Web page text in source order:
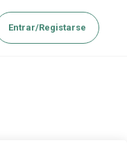
Entrar/Registarse